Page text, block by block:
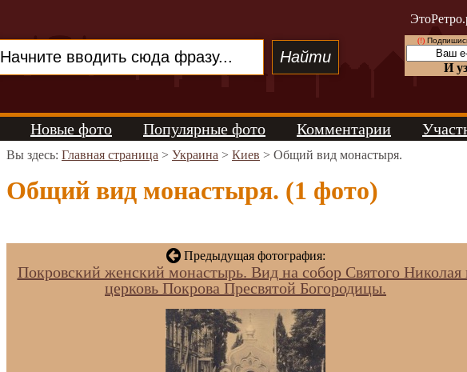
(!)
И
Новые фото Популярные фото Комментарии
Вы здесь: Главная страница > Украина > Киев > Общий вид монастыря.
Общий вид монастыря. (1 фото)
Предыдущая фотография:
Покровский женский монастырь. Вид на собор Святого Николая
церковь Покрова Пресвятой Богородицы.